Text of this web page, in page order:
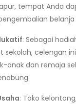
tempat Anda
belanja
: Sebagai
sekolah, celengan
anak dan remaja
: Toko